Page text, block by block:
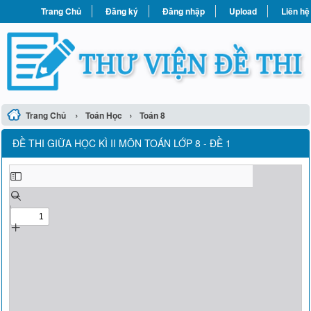
Trang Chủ Đăng ký Đăng nhập Upload Liên hệ
Trang Chủ › Toán Học › Toán 8
ĐỀ THI GIỮA HỌC KÌ II MÔN TOÁN LỚP 8 - ĐỀ 1